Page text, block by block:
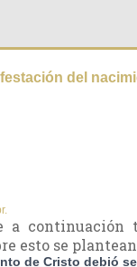
del
a
esto se
de Cristo debió